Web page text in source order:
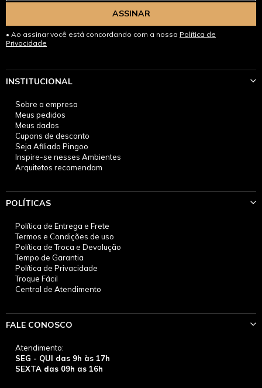
ASSINAR
Ao assinar você está concordando com a nossa Política de
Privacidade
INSTITUCIONAL
Sobre a empresa
Meus pedidos
Meus dados
Cupons de desconto
Seja Afiliado Pingoo
Inspire-se nesses Ambientes
Arquitetos recomendam
POLÍTICAS
Política de Entrega e Frete
Termos e Condições de uso
Política de Troca e Devolução
Tempo de Garantia
Política de Privacidade
Troque Fácil
Central de Atendimento
FALE CONOSCO
Atendimento:
SEG - QUI das 9h às 17h
SEXTA das 09h as 16h